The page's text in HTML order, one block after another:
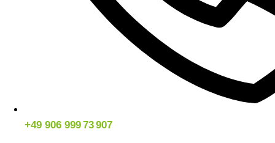
+49 906 999 73 907